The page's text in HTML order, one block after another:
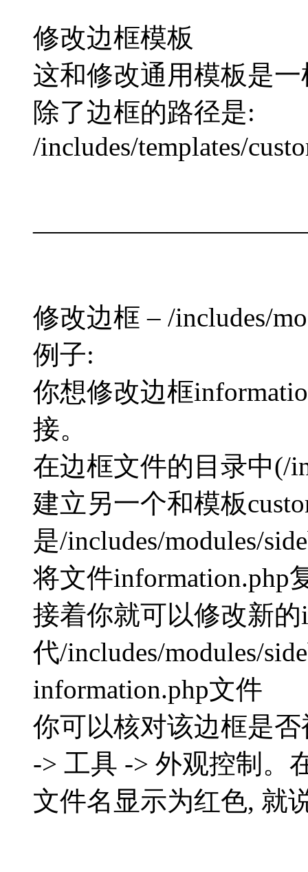
修改边框模板
这和修改通用模板是
除了边框的路径是:
/includes/templates/
修改边框 – /includes/
例子:
你想修改边框
接。
在边框文件的目录中(/
建立另一个和模板
是/includes/modules/
将文件information.php
接着你就可以修改新
代/includes/modules/
information.php文件
你可以核对该边框是
-> 工具 -> 外观控制。
文件名显示为红色, 就